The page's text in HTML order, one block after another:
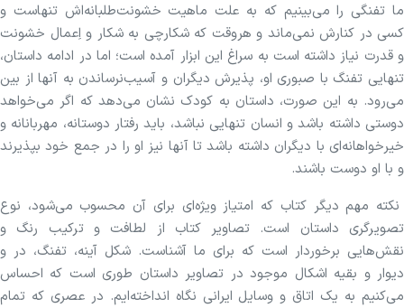
ما تفنگی را می‌بینیم که به علت ماهیت خشونت‌طلبانه‌اش تنهاست و
کسی در کنارش نمی‌ماند و هروقت که شکارچی به شکار و اِعمال خشونت
و قدرت نیاز داشته است به سراغ این ابزار آمده است؛ اما در ادامه داستان،
تنهایی تفنگ با صبوری او، پذیرش دیگران و آسیب‌نرساندن به آنها از بین
می‌رود. به این صورت، داستان به کودک نشان می‌دهد که اگر می‌خواهد
دوستی داشته باشد و انسان تنهایی نباشد، باید رفتار دوستانه، مهربانانه و
خیرخواهانه‌ای با دیگران داشته باشد تا آنها نیز او را در جمع خود بپذیرند
و با او دوست باشند.
نکته مهم دیگر کتاب که امتیاز ویژه‌ای برای آن محسوب می‌شود، نوع
تصویرگری داستان است. تصاویر کتاب از لطافت و ترکیب رنگ و
نقش‌هایی برخوردار است که برای ما آشناست. شکل آینه، تفنگ، در و
دیوار و بقیه اشکال موجود در تصاویر داستان طوری است که احساس
می‌کنیم به یک اتاق و وسایل ایرانی نگاه انداخته‌ایم. در عصری که تمام